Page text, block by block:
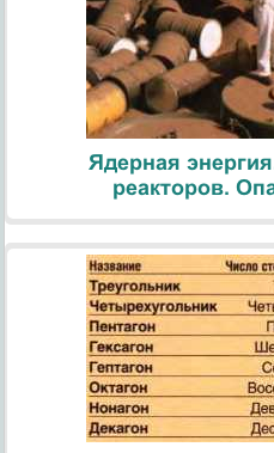
Ядерная
реакторов.